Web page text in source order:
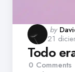
Posted
by
by
21
Todo
0 Comments